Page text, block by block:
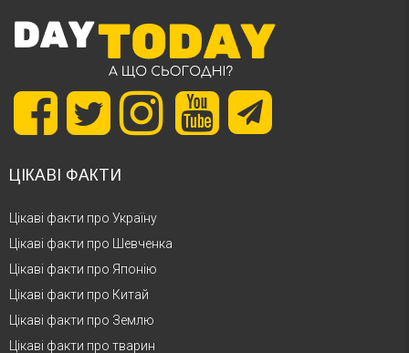
ЦІКАВІ ФАКТИ
Цікаві факти про Україну
Цікаві факти про Шевченка
Цікаві факти про Японію
Цікаві факти про Китай
Цікаві факти про Землю
Цікаві факти про тварин